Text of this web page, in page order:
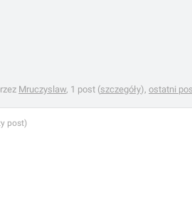
Mruczyslaw, 1 post (szczegóły), ostatni
post)